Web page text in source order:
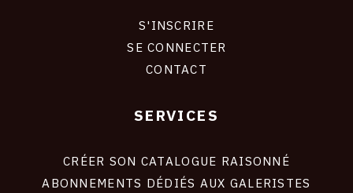
S'INSCRIRE
SE CONNECTER
CONTACT
SERVICES
CRÉER SON CATALOGUE RAISONNÉ
ABONNEMENTS DÉDIÉS AUX GALERISTES